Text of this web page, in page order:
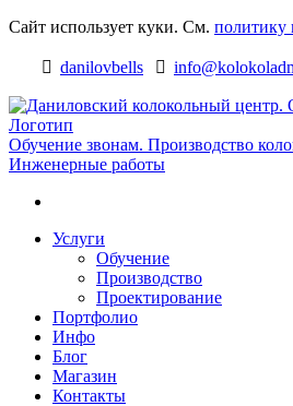
Перейти
навигации
Сайт использует куки. См. политику
danilovbells
Обучение звонам. Производство
Инженерные работы
Перейти
содержимому
Услуги
Обучение
Производство
Проектирование
Портфолио
Инфо
Блог
Магазин
Контакты